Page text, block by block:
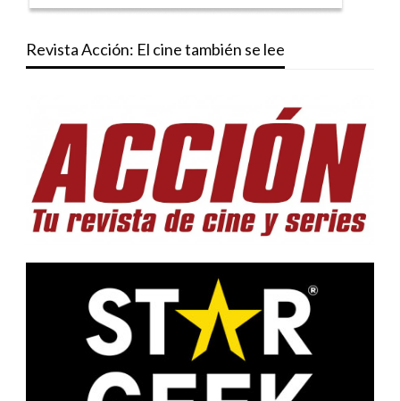
Revista Acción: El cine también se lee